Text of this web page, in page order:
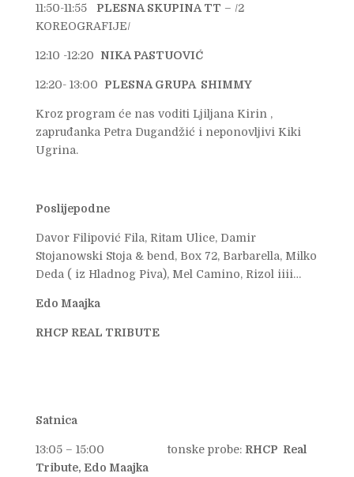
11:50-11:55 PLESNA SKUPINA TT – /2
KOREOGRAFIJE/
12:10 -12:20 NIKA PASTUOVIĆ
12:20- 13:00 PLESNA GRUPA SHIMMY
Kroz program će nas voditi Ljiljana Kirin ,
zapruđanka Petra Dugandžić i neponovljivi Kiki
Ugrina.
Poslijepodne
Davor Filipović Fila, Ritam Ulice, Damir
Stojanowski Stoja & bend, Box 72, Barbarella, Milko
Deda ( iz Hladnog Piva), Mel Camino, Rizol iiii…
Edo Maajka
RHCP REAL TRIBUTE
Satnica
13:05 – 15:00 tonske probe: RHCP Real
Tribute, Edo Maajka